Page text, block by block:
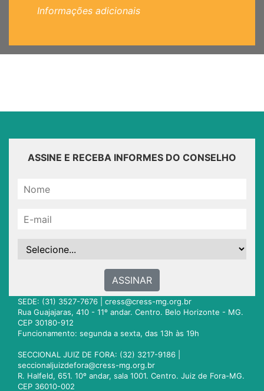
Informações adicionais
ASSINE E RECEBA INFORMES DO CONSELHO
ASSINAR
SEDE: (31) 3527-7676 | cress@cress-mg.org.br
Rua Guajajaras, 410 - 11º andar. Centro. Belo Horizonte - MG.
CEP 30180-912
Funcionamento: segunda a sexta, das 13h às 19h
SECCIONAL JUIZ DE FORA: (32) 3217-9186 |
seccionaljuizdefora@cress-mg.org.br
R. Halfeld, 651. 10º andar, sala 1001. Centro. Juiz de Fora-MG.
CEP 36010-002